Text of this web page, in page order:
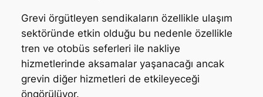
Grevi örgütleyen sendikaların özellikle ulaşım
sektöründe etkin olduğu bu nedenle özellikle
tren ve otobüs seferleri ile nakliye
hizmetlerinde aksamalar yaşanacağı ancak
grevin diğer hizmetleri de etkileyeceği
öngörülüyor.